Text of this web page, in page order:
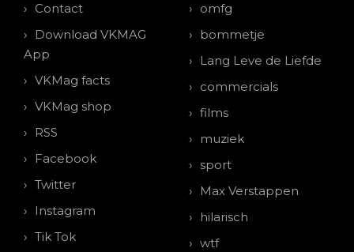
Contact
Download VKMAG
App
VKMag facts
VKMag shop
RSS
Facebook
Twitter
Instagram
Tik Tok
omfg
bommetje
Lang Leve de Liefde
commercials
films
muziek
sport
Max Verstappen
hilarisch
wtf